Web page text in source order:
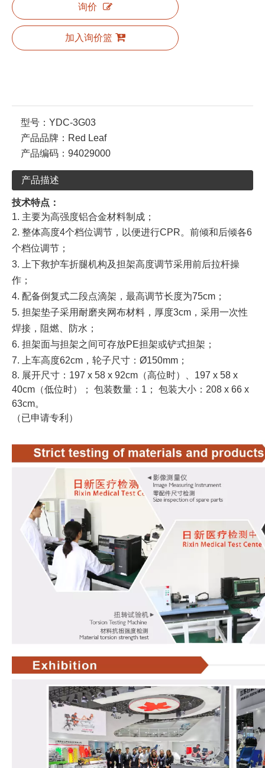
询价
加入询价篮
型号： YDC-3G03
产品品牌： Red Leaf
产品编码： 94029000
产品描述
技术特点：
1. 主要为高强度铝合金材料制成；
2. 整体高度4个档位调节，以便进行CPR。前倾和后倾各6
个档位调节；
3. 上下救护车折腿机构及担架高度调节采用前后拉杆操
作；
4. 配备倒复式二段点滴架，最高调节长度为75cm；
5. 担架垫子采用耐磨夹网布材料，厚度3cm，采用一次性
焊接，阻燃、防水；
6. 担架面与担架之间可存放PE担架或铲式担架；
7. 上车高度62cm，轮子尺寸：Ø150mm；
8. 展开尺寸：197 x 58 x 92cm（高位时）、197 x 58 x
40cm（低位时）； 包装数量：1； 包装大小：208 x 66 x
63cm。
（已申请专利）